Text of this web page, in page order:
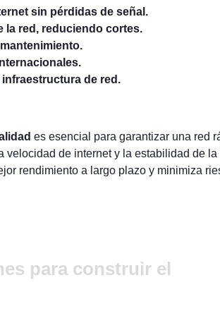
sin pérdidas de señal.
la red, reduciendo cortes.
de red.
es esencial para garantizar una red
velocidad de internet y la estabilidad de
rendimiento a largo plazo y minimiza
para construir el